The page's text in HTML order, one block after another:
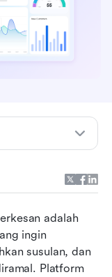
adalah
ingin
susulan, dan
Platform
CRM
prospek